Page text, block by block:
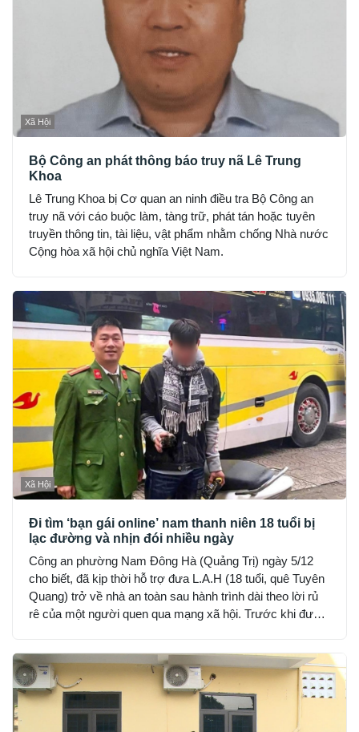
Xã Hội
Bộ Công an phát thông báo truy nã Lê Trung
Khoa
Lê Trung Khoa bị Cơ quan an ninh điều tra Bộ Công an
truy nã với cáo buộc làm, tàng trữ, phát tán hoặc tuyên
truyền thông tin, tài liệu, vật phẩm nhằm chống Nhà nước
Cộng hòa xã hội chủ nghĩa Việt Nam.
Xã Hội
Đi tìm ‘bạn gái online’ nam thanh niên 18 tuổi bị
lạc đường và nhịn đói nhiều ngày
Công an phường Nam Đông Hà (Quảng Trị) ngày 5/12
cho biết, đã kịp thời hỗ trợ đưa L.A.H (18 tuổi, quê Tuyên
Quang) trở về nhà an toàn sau hành trình dài theo lời rủ
rê của một người quen qua mạng xã hội. Trước khi được